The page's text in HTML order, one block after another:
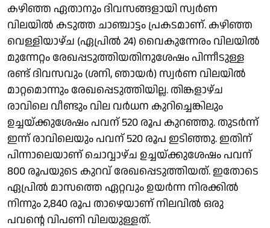
കഴിഞ്ഞ ഏതാനും ദിവസങ്ങളായി സ്വർണ
വിലയിൽ കടുത്ത ചാഞ്ചാട്ടം പ്രകടമാണ്. കഴിഞ്ഞ
വെള്ളിയാഴ്ച (ഏപ്രിൽ 24) വൈകുന്നേരം വിലയിൽ
മുന്നേറ്റം രേഖപ്പടുത്തിയതിനുശേഷം പിന്നീടുള്ള
രണ്ട് ദിവസവും (ശനി, ഞായർ) സ്വർണ വിലയിൽ
മാറ്റമൊന്നും രേഖപ്പെടുത്തിയില്ല. തിങ്കളാഴ്ച
രാവിലെ വീണ്ടും വില വർധന കുറിച്ചെങ്കിലും
ഉച്ചയ്ക്കുശേഷം പവന് 520 രൂപ കുറഞ്ഞു. തുടർന്ന്
ഇന്ന് രാവിലെയും പവന് 520 രൂപ ഇടിഞ്ഞു. ഇതിന്
പിന്നാലെയാണ് ചൊവ്വാഴ്ച ഉച്ചയ്ക്കുശേഷം പവന്
800 രൂപയുടെ കുറവ് രേഖപ്പെടുത്തിയത്. ഇതോടെ
ഏപ്രിൽ മാസത്തെ ഏറ്റവും ഉയർന്ന നിരക്കിൽ
നിന്നും 2,840 രൂപ താഴെയാണ് നിലവിൽ ഒരു
പവന്റെ വിപണി വിലയുള്ളത്.